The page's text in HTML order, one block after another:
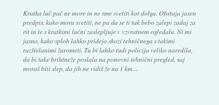
Kratka luč pač ne more in ne sme svetiti kot dolga. Obstaja jasen
predpis, kako mora svetiti, ne pa da se ti tak bebo zalepi zadaj za
rit in te s kratkimi lučni zaslepljuje v vzvratnem ogledalu. Ni mi
jasno, kako sploh lahko pridejo skozi tehničnega s takimi
razštelanimi žarometi. Tu bi lahko tudi policija veliko naredila,
da bi take brihtneže poslala na ponovni tehnični pregled, saj
moraš biti slep, da jih ne vidiš že na 1 km....